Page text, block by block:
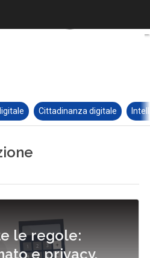
Cittadinanza digitale
le regole:
e privacy,